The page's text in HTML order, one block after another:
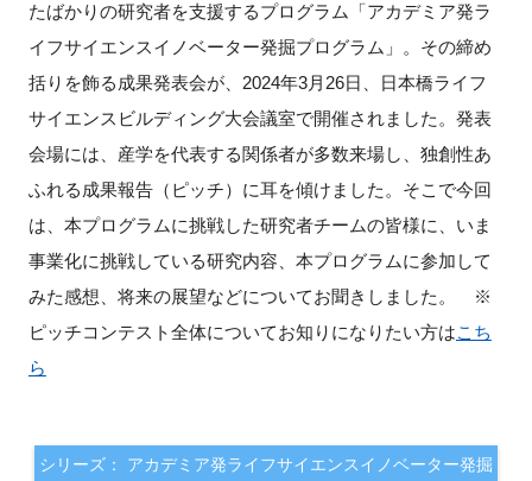
イベント
プログラム
インタビュー・コラム
ニュース・掲示板
特別会員
FAQ
たばかりの研究者を支援するプログラム「アカデミア発ラ
イフサイエンスイノベーター発掘プログラム」。その締め
括りを飾る成果発表会が、2024年3月26日、日本橋ライフ
サイエンスビルディング大会議室で開催されました。発表
会場には、産学を代表する関係者が多数来場し、独創性あ
ふれる成果報告（ピッチ）に耳を傾けました。そこで今回
は、本プログラムに挑戦した研究者チームの皆様に、いま
事業化に挑戦している研究内容、本プログラムに参加して
みた感想、将来の展望などについてお聞きしました。 ※
ピッチコンテスト全体についてお知りになりたい方はこち
ら
シリーズ： アカデミア発ライフサイエンスイノベーター発掘